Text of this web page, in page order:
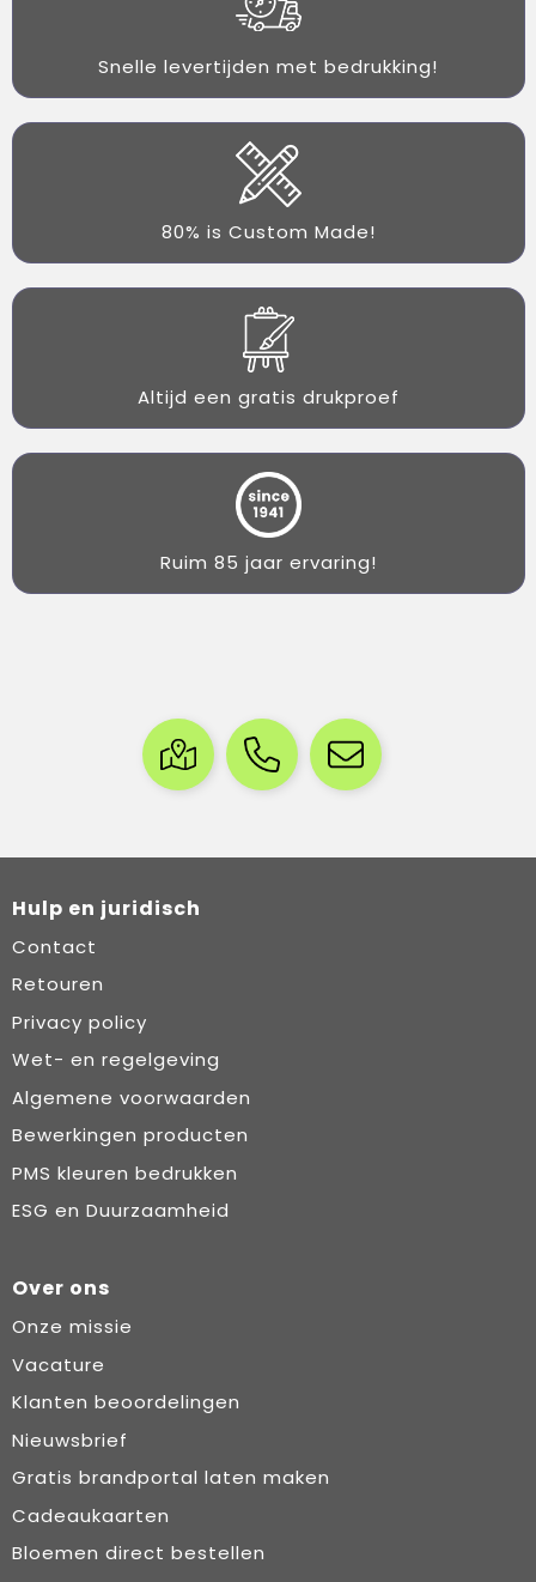
Snelle levertijden met bedrukking!
80% is Custom Made!
Altijd een gratis drukproef
Ruim 85 jaar ervaring!
Hulp en juridisch
Contact
Retouren
Privacy policy
Wet- en regelgeving
Algemene voorwaarden
Bewerkingen producten
PMS kleuren bedrukken
ESG en Duurzaamheid
Over ons
Onze missie
Vacature
Klanten beoordelingen
Nieuwsbrief
Gratis brandportal laten maken
Cadeaukaarten
Bloemen direct bestellen